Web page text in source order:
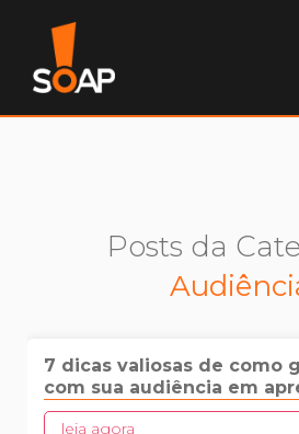
Posts da
7 dicas valiosas de como
com sua audiência em
leia agora